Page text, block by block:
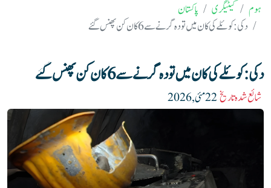
ہوم کیٹیگری
پاکستان
دکی: کوئلے کی کان میں تودہ گرنے سے 6 کان کن پھنس گئے
دکی: کوئلے کی کان میں تودہ گرنے سے 6 کان کن پھنس گئے
شائع شدہ تاریخ